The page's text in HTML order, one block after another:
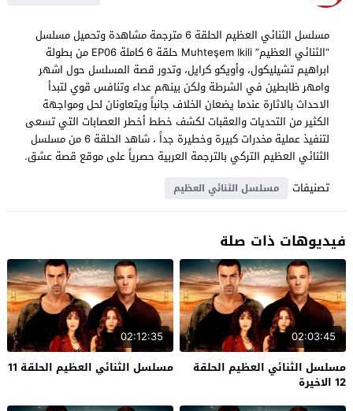
مسلسل الثنائي العظيم الحلقة 6 مترجمة مشاهدة وتحميل مسلسل
“الثنائي العظيم” Muhteşem Ikili حلقة 6 كاملة EP06 من بطولة
ابراهيم تشيليكول، وأويكو كرايل، وتدور قصة المسلسل حول اشهر
وامهر ظابطين في الشرطة ولكن بينهم عداء وتنافس قوي لتبدأ
الاحداث بالاثارة عندما يضعان الخلاف جانباً ويتعاونان لحل ومواجهة
الكثير من التحديات والعقبات لكشف خطط أخطر العصابات التي تسعى
لتنفيذ عملية مخدرات كبيرة وخطيرة جداً ، شاهد الحلقة 6 من مسلسل
الثنائي العظيم التركي بالترجمة العربية حصرياً على موقع قصة عشق.
تصنيفات
مسلسل الثنائي العظيم
فيديوهات ذات صلة
02:03:45
مسلسل الثنائي العظيم الحلقة
12 الاخيرة
02:12:35
مسلسل الثنائي العظيم الحلقة 11